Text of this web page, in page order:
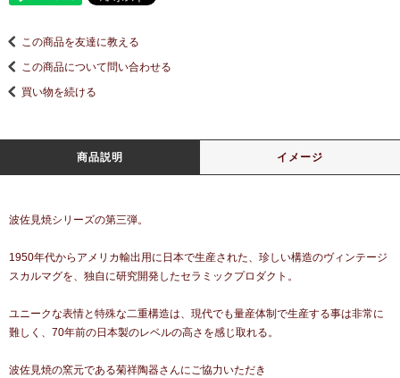
この商品を友達に教える
この商品について問い合わせる
買い物を続ける
商品説明 イメージ
波佐見焼シリーズの第三弾。
1950年代からアメリカ輸出用に日本で生産された、珍しい構造のヴィンテージ
スカルマグを、独自に研究開発したセラミックプロダクト。
ユニークな表情と特殊な二重構造は、現代でも量産体制で生産する事は非常に
難しく、70年前の日本製のレベルの高さを感じ取れる。
波佐見焼の窯元である菊祥陶器さんにご協力いただき